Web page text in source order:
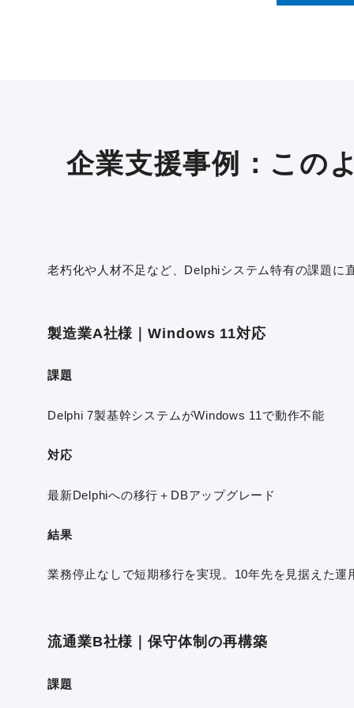
企業支援事例：この
老朽化や人材不足など、Delphiシステム特有の課題に
製造業A社様｜Windows 11対応
課題
Delphi 7製基幹システムがWindows 11で動作不能
対応
最新Delphiへの移行＋DBアップグレード
結果
業務停止なしで短期移行を実現。10年先を見据えた運
流通業B社様｜保守体制の再構築
課題